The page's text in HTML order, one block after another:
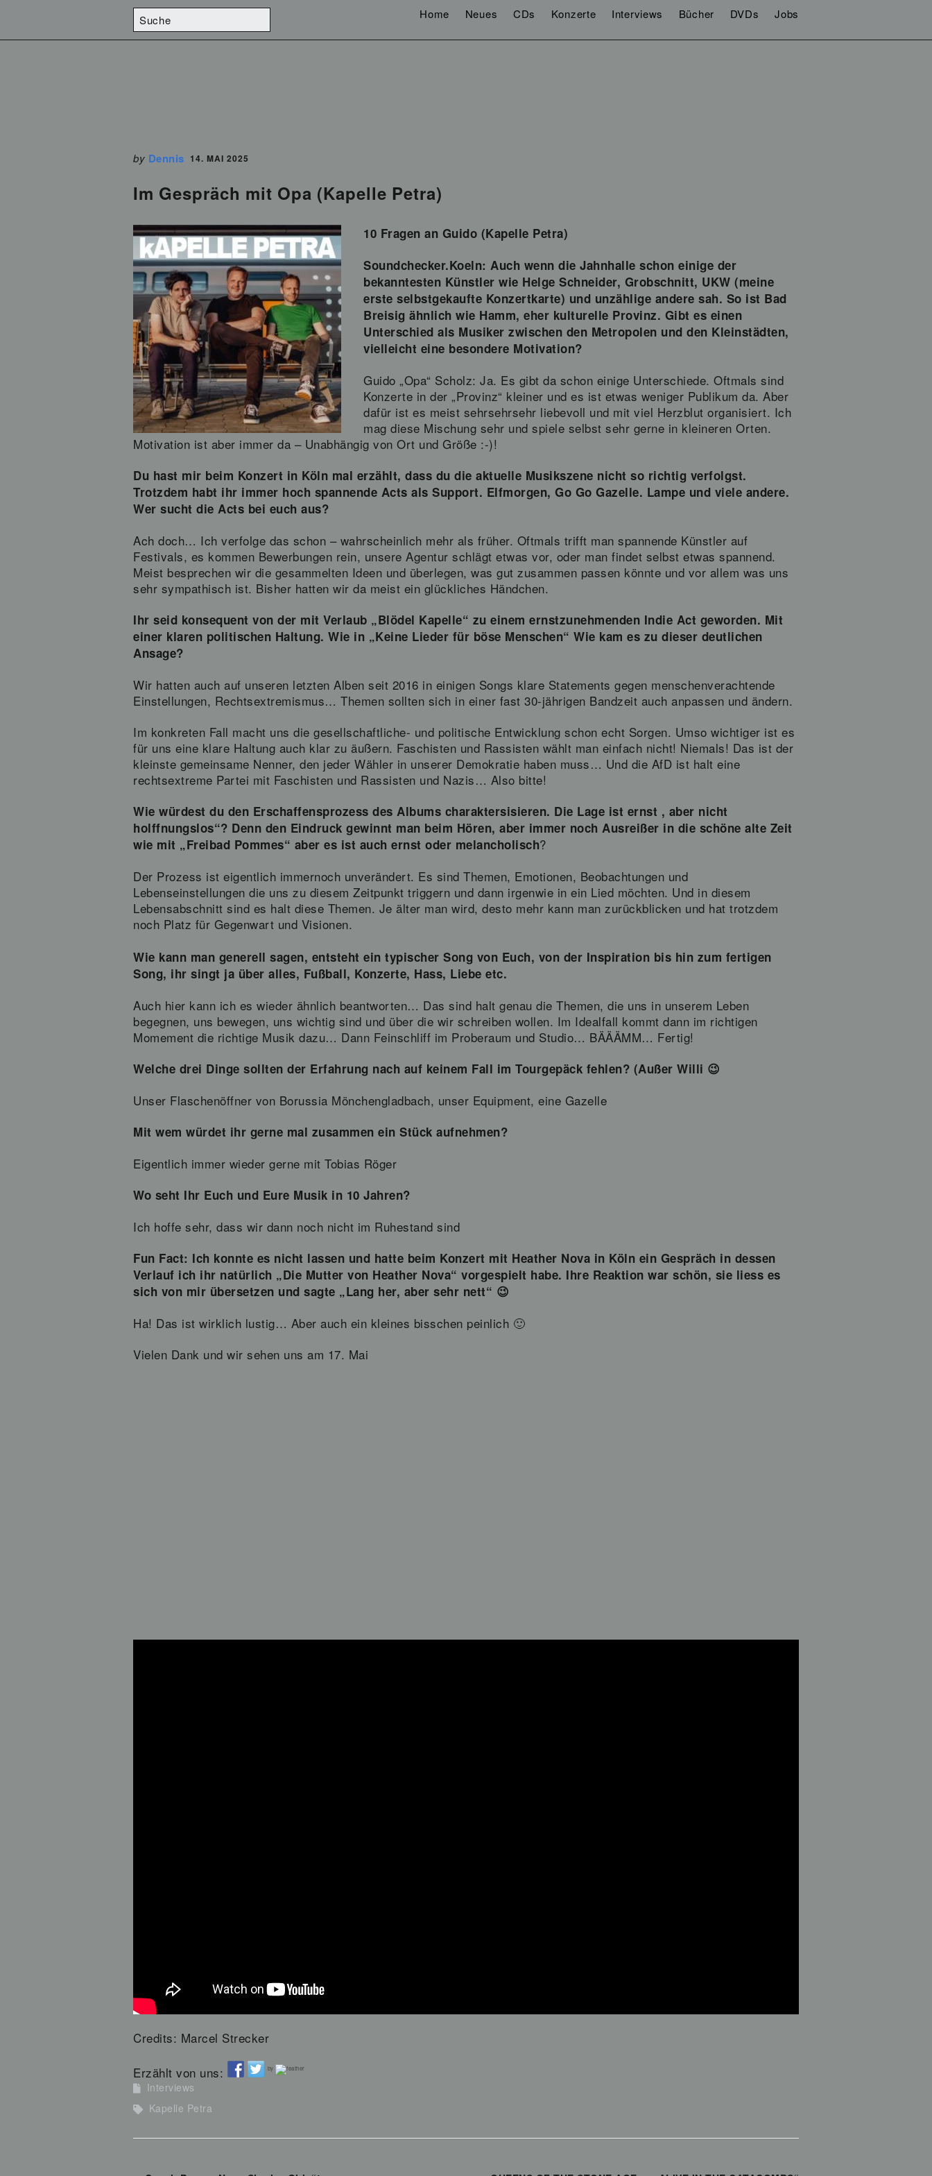
Home Neues CDs Konzerte Interviews Bücher DVDs Jobs
by Dennis 14. MAI 2025
Im Gespräch mit Opa (Kapelle Petra)
10 Fragen an Guido (Kapelle Petra)
Soundchecker.Koeln: Auch wenn die Jahnhalle schon einige der
bekanntesten Künstler wie Helge Schneider, Grobschnitt, UKW (meine
erste selbstgekaufte Konzertkarte) und unzählige andere sah. So ist Bad
Breisig ähnlich wie Hamm, eher kulturelle Provinz. Gibt es einen
Unterschied als Musiker zwischen den Metropolen und den Kleinstädten,
vielleicht eine besondere Motivation?
Guido „Opa“ Scholz: Ja. Es gibt da schon einige Unterschiede. Oftmals sind
Konzerte in der „Provinz“ kleiner und es ist etwas weniger Publikum da. Aber
dafür ist es meist sehrsehrsehr liebevoll und mit viel Herzblut organisiert. Ich
mag diese Mischung sehr und spiele selbst sehr gerne in kleineren Orten.
Motivation ist aber immer da – Unabhängig von Ort und Größe :-)!
Du hast mir beim Konzert in Köln mal erzählt, dass du die aktuelle Musikszene nicht so richtig verfolgst.
Trotzdem habt ihr immer hoch spannende Acts als Support. Elfmorgen, Go Go Gazelle. Lampe und viele andere.
Wer sucht die Acts bei euch aus?
Ach doch… Ich verfolge das schon – wahrscheinlich mehr als früher. Oftmals trifft man spannende Künstler auf
Festivals, es kommen Bewerbungen rein, unsere Agentur schlägt etwas vor, oder man findet selbst etwas spannend.
Meist besprechen wir die gesammelten Ideen und überlegen, was gut zusammen passen könnte und vor allem was uns
sehr sympathisch ist. Bisher hatten wir da meist ein glückliches Händchen.
Ihr seid konsequent von der mit Verlaub „Blödel Kapelle“ zu einem ernstzunehmenden Indie Act geworden. Mit
einer klaren politischen Haltung. Wie in „Keine Lieder für böse Menschen“ Wie kam es zu dieser deutlichen
Ansage?
Wir hatten auch auf unseren letzten Alben seit 2016 in einigen Songs klare Statements gegen menschenverachtende
Einstellungen, Rechtsextremismus… Themen sollten sich in einer fast 30-jährigen Bandzeit auch anpassen und ändern.
Im konkreten Fall macht uns die gesellschaftliche- und politische Entwicklung schon echt Sorgen. Umso wichtiger ist es
für uns eine klare Haltung auch klar zu äußern. Faschisten und Rassisten wählt man einfach nicht! Niemals! Das ist der
kleinste gemeinsame Nenner, den jeder Wähler in unserer Demokratie haben muss… Und die AfD ist halt eine
rechtsextreme Partei mit Faschisten und Rassisten und Nazis… Also bitte!
Wie würdest du den Erschaffensprozess des Albums charaktersisieren. Die Lage ist ernst , aber nicht
holffnungslos“? Denn den Eindruck gewinnt man beim Hören, aber immer noch Ausreißer in die schöne alte Zeit
wie mit „Freibad Pommes“ aber es ist auch ernst oder melancholisch?
Der Prozess ist eigentlich immernoch unverändert. Es sind Themen, Emotionen, Beobachtungen und
Lebenseinstellungen die uns zu diesem Zeitpunkt triggern und dann irgenwie in ein Lied möchten. Und in diesem
Lebensabschnitt sind es halt diese Themen. Je älter man wird, desto mehr kann man zurückblicken und hat trotzdem
noch Platz für Gegenwart und Visionen.
Wie kann man generell sagen, entsteht ein typischer Song von Euch, von der Inspiration bis hin zum fertigen
Song, ihr singt ja über alles, Fußball, Konzerte, Hass, Liebe etc.
Auch hier kann ich es wieder ähnlich beantworten… Das sind halt genau die Themen, die uns in unserem Leben
begegnen, uns bewegen, uns wichtig sind und über die wir schreiben wollen. Im Idealfall kommt dann im richtigen
Momement die richtige Musik dazu… Dann Feinschliff im Proberaum und Studio… BÄÄÄMM… Fertig!
Welche drei Dinge sollten der Erfahrung nach auf keinem Fall im Tourgepäck fehlen? (Außer Willi 😉
Unser Flaschenöffner von Borussia Mönchengladbach, unser Equipment, eine Gazelle
Mit wem würdet ihr gerne mal zusammen ein Stück aufnehmen?
Eigentlich immer wieder gerne mit Tobias Röger
Wo seht Ihr Euch und Eure Musik in 10 Jahren?
Ich hoffe sehr, dass wir dann noch nicht im Ruhestand sind
Fun Fact: Ich konnte es nicht lassen und hatte beim Konzert mit Heather Nova in Köln ein Gespräch in dessen
Verlauf ich ihr natürlich „Die Mutter von Heather Nova“ vorgespielt habe. Ihre Reaktion war schön, sie liess es
sich von mir übersetzen und sagte „Lang her, aber sehr nett“ 😉
Ha! Das ist wirklich lustig… Aber auch ein kleines bisschen peinlich 🙂
Vielen Dank und wir sehen uns am 17. Mai
Credits: Marcel Strecker
Erzählt von uns:
by
Interviews
Kapelle Petra